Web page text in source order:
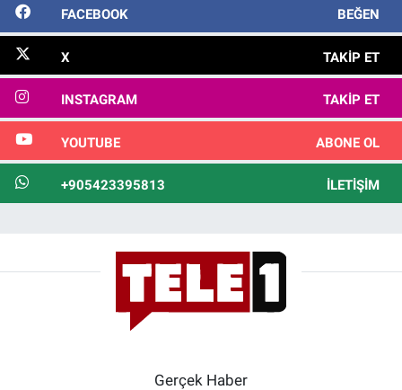
FACEBOOK BEĞEN
X TAKIP ET
INSTAGRAM TAKIP ET
YOUTUBE ABONE OL
+905423395813 İLETIŞIM
Gerçek Haber